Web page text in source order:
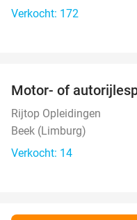
Verkocht: 172
Motor- of
Rijtop Opleidingen
Beek (Limburg)
Verkocht: 14